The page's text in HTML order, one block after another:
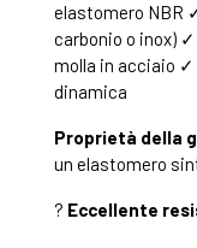
elastomero NBR
carbonio o inox) ✓
molla in acciaio ✓
dinamica
Proprietà della
un elastomero
? Eccellente